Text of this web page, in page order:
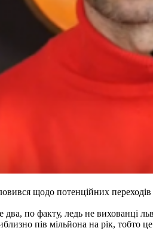
щодо потенційних переходів
по факту, ледь не вихованці
пів мільйона на рік,